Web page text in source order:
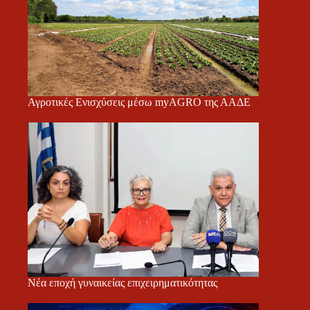
Αγροτικές Ενισχύσεις μέσω myAGRO της ΑΑΔΕ
Νέα εποχή γυναικείας επιχειρηματικότητας